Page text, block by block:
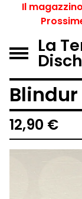
Il
La
12,90 €